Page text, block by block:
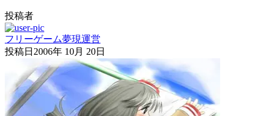
投稿者
フリーゲーム夢現運営
投稿日 2006年 10月 20日